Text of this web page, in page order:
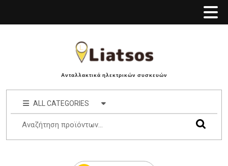
Ανταλλακτικά ηλεκτρικών συσκευών
ALL CATEGORIES